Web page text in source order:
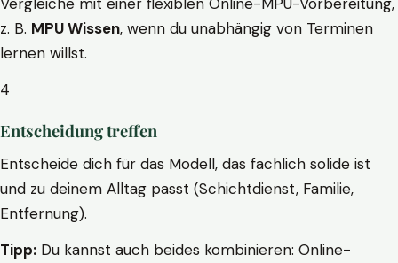
z. B. MPU Wissen, wenn du unabhängig von Terminen
lernen willst.
4
Entscheidung treffen
Entscheide dich für das Modell, das fachlich solide ist
und zu deinem Alltag passt (Schichtdienst, Familie,
Entfernung).
Tipp: Du kannst auch beides kombinieren: Online-